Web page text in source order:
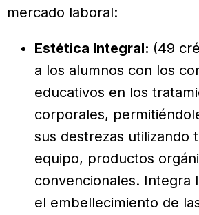
mercado laboral:
Estética Integral: (49
a los alumnos con los
educativos en los
corporales,
sus destrezas utilizando
equipo, productos
convencionales. Integra
el embellecimiento de